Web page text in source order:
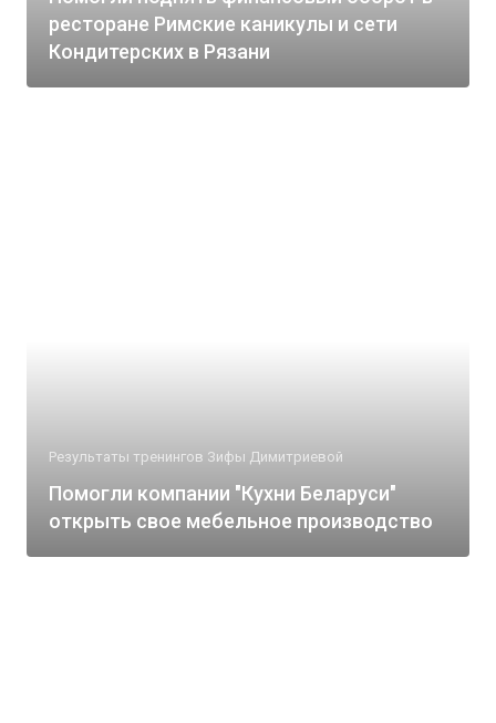
ресторане Римские каникулы и сети
Кондитерских в Рязани
Результаты тренингов Зифы Димитриевой
Помогли компании "Кухни Беларуси"
открыть свое мебельное производство